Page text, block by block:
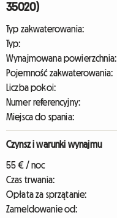
35020)
Typ zakwaterowania:
Typ:
Wynajmowana powierzchnia:
Pojemność zakwaterowania:
Liczba pokoi:
Numer referencyjny:
Miejsca do spania:
Czynsz i warunki wynajmu
55 € / noc
Czas trwania:
Opłata za sprzątanie:
Zameldowanie od: